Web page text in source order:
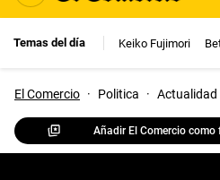
Temas del día Keiko Fujimori
El Comercio · Politica · Actualidad
Añadir El Comercio como